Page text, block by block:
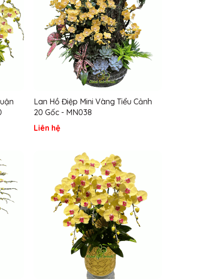
Lan Hồ Điệp Mini Vàng Tiểu Cảnh
20 Gốc - MN038
Liên hệ